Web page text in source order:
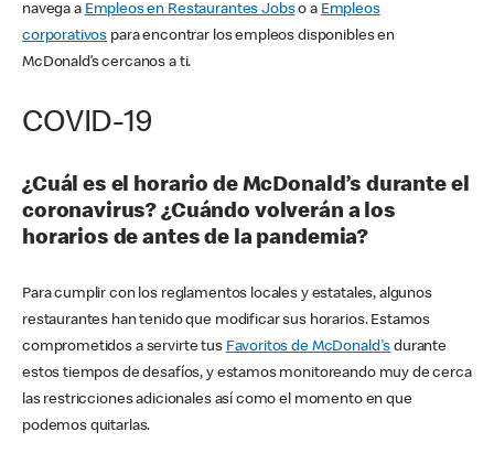
navega a Empleos en Restaurantes Jobso a Empleos
corporativos para encontrar los empleos disponibles en
McDonald’s cercanos a ti.
COVID-19
¿Cuál es el horario de McDonald’s durante el
coronavirus? ¿Cuándo volverán a los
horarios de antes de la pandemia?
Para cumplir con los reglamentos locales y estatales, algunos
restaurantes han tenido que modificar sus horarios. Estamos
comprometidos a servirte tus Favoritos de McDonald's durante
estos tiempos de desafíos, y estamos monitoreando muy de cerca
las restricciones adicionales así como el momento en que
podemos quitarlas.